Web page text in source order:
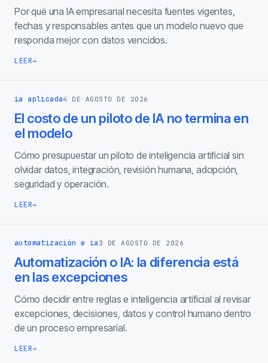
Por qué una IA empresarial necesita fuentes vigentes,
fechas y responsables antes que un modelo nuevo que
responda mejor con datos vencidos.
LEER→
ia aplicada4 DE AGOSTO DE 2026
El costo de un piloto de IA no termina en
el modelo
Cómo presupuestar un piloto de inteligencia artificial sin
olvidar datos, integración, revisión humana, adopción,
seguridad y operación.
LEER→
automatización e ia 3 DE AGOSTO DE 2026
Automatización o IA: la diferencia está
en las excepciones
Cómo decidir entre reglas e inteligencia artificial al revisar
excepciones, decisiones, datos y control humano dentro
de un proceso empresarial.
LEER→